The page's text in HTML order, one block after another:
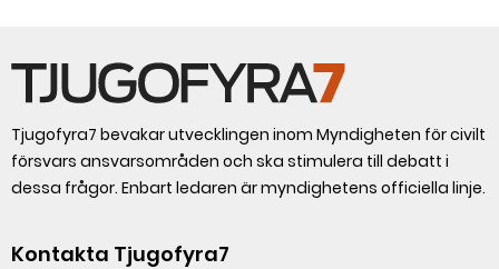
Tjugofyra7 bevakar utvecklingen inom Myndigheten för civilt
försvars ansvarsområden och ska stimulera till debatt i
dessa frågor. Enbart ledaren är myndighetens officiella linje.
Kontakta Tjugofyra7